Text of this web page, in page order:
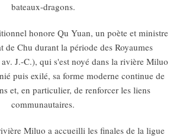
bateaux-dragons.
honore Qu Yuan, un poète et ministre
de Chu durant la période des Royaumes
J.-C.), qui s'est noyé dans la rivière Miluo
puis exilé, sa forme moderne continue de
et, en particulier, de renforcer les liens
communautaires.
Miluo a accueilli les finales de la ligue